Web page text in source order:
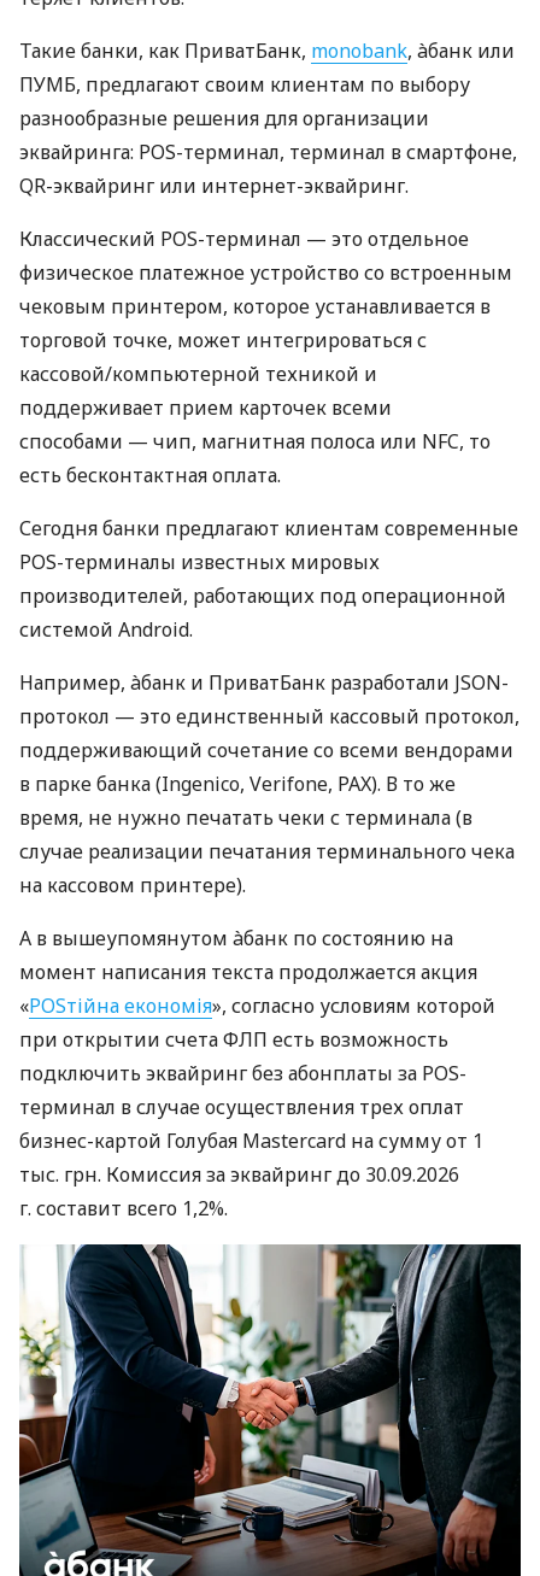
Такие банки, как ПриватБанк, monobank, àбанк или
ПУМБ, предлагают своим клиентам по выбору
разнообразные решения для организации
эквайринга: POS-терминал, терминал в смартфоне,
QR-эквайринг или интернет-эквайринг.
Классический POS-терминал — это отдельное
физическое платежное устройство со встроенным
чековым принтером, которое устанавливается в
торговой точке, может интегрироваться с
кассовой/компьютерной техникой и
поддерживает прием карточек всеми
способами — чип, магнитная полоса или NFC, то
есть бесконтактная оплата.
Сегодня банки предлагают клиентам современные
POS-терминалы известных мировых
производителей, работающих под операционной
системой Android.
Например, àбанк и ПриватБанк разработали JSON-
протокол — это единственный кассовый протокол,
поддерживающий сочетание со всеми вендорами
в парке банка (Ingenico, Verifone, PAX). В то же
время, не нужно печатать чеки с терминала (в
случае реализации печатания терминального чека
на кассовом принтере).
А в вышеупомянутом àбанк по состоянию на
момент написания текста продолжается акция
«POSтійна економія», согласно условиям которой
при открытии счета ФЛП есть возможность
подключить эквайринг без абонплаты за POS-
терминал в случае осуществления трех оплат
бизнес-картой Голубая Mastercard на сумму от 1
тыс. грн. Комиссия за эквайринг до 30.09.2026
г. составит всего 1,2%.